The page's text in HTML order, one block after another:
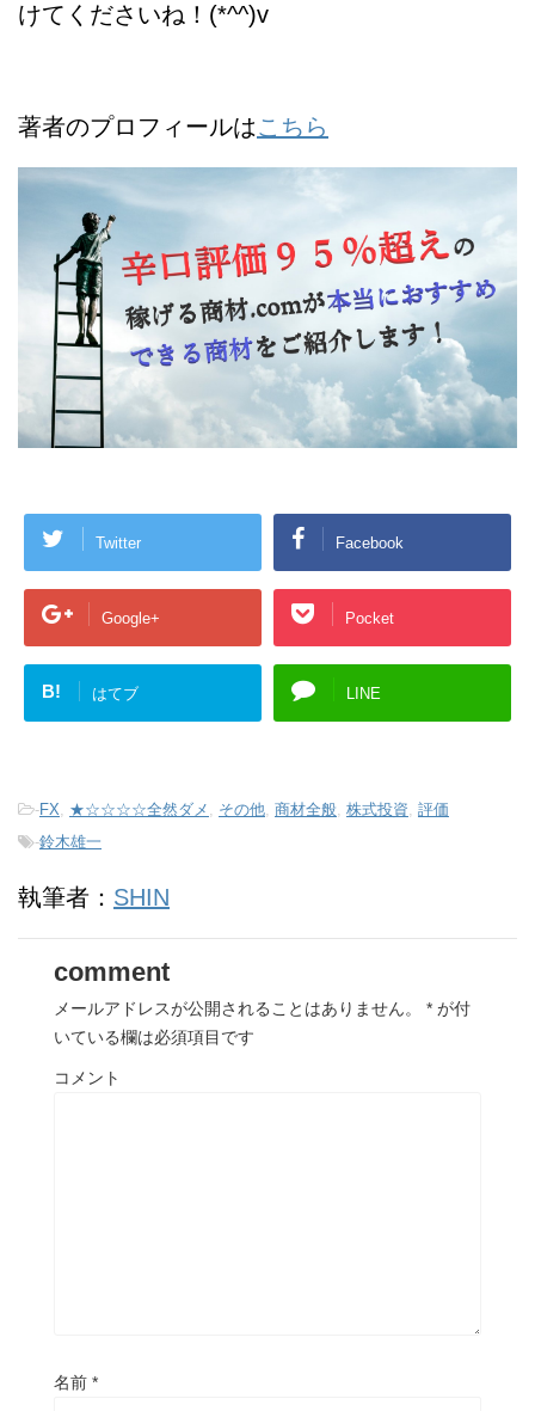
けてくださいね！(*^^)v
著者のプロフィールはこちら
Twitter Facebook
Google+ Pocket
B! はてブ LINE
-FX, ★☆☆☆☆全然ダメ , その他, 商材全般, 株式投資, 評価
-鈴木雄一
執筆者： SHIN
comment
メールアドレスが公開されることはありません。 * が付
いている欄は必須項目です
コメント
名前 *